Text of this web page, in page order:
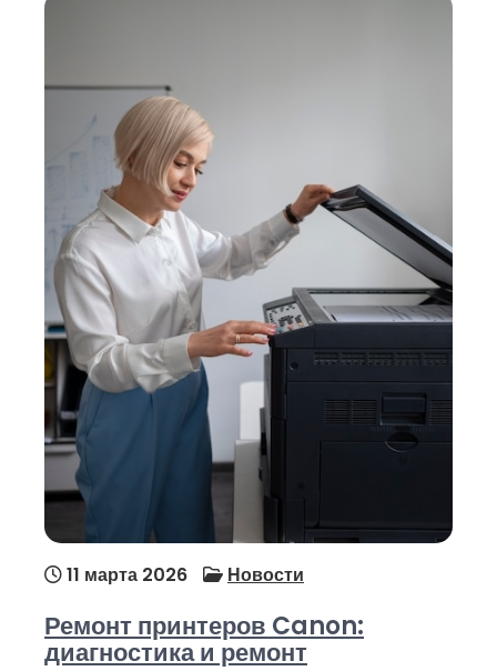
11 марта 2026 Новости
Ремонт принтеров Canon:
диагностика и ремонт